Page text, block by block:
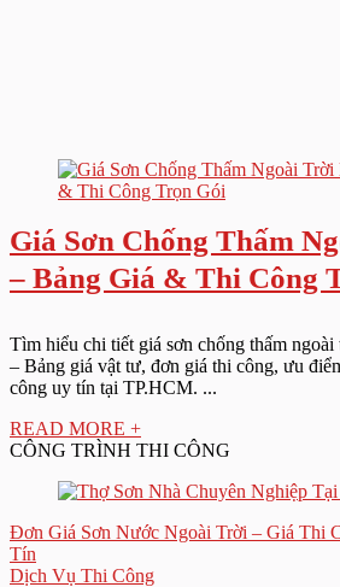
Giá Sơn Chống Thấm
– Bảng Giá & Thi Công
Tìm hiểu chi tiết giá sơn chống thấm
– Bảng giá vật tư, đơn giá thi công, ưu
công uy tín tại TP.HCM. ...
READ MORE +
CÔNG TRÌNH THI CÔNG
Đơn Giá Sơn Nước Ngoài Trời – Giá Thi
Tín
Dịch Vụ Thi Công